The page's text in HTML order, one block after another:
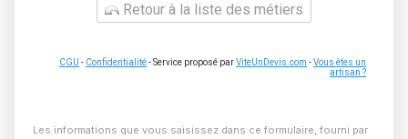
Retour à la liste des métiers
CGU - Confidentialité- Service proposé parViteUnDevis.com -Vous êtes un
artisan ?
Les informations que vous saisissez dans ce formulaire, fourni par